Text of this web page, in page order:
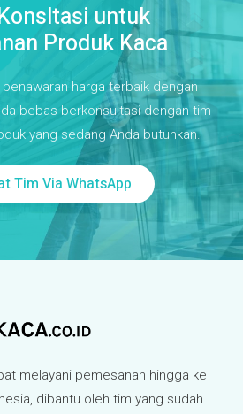
untuk
Produk Kaca
harga terbaik dengan
bebas berkonsultasi dengan tim
yang sedang Anda butuhkan.
Tim Via WhatsApp
melayani pemesanan hingga ke
dibantu oleh tim yang sudah